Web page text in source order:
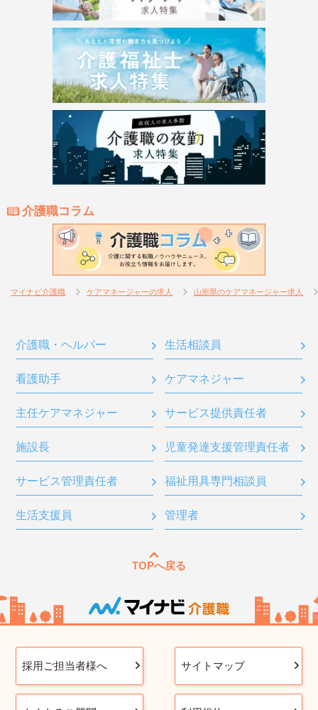
介護職コラム
マイナビ介護職 ケアマネージャーの求人 山形県のケアマネージャー求人
介護職・ヘルパー 生活相談員
看護助手 ケアマネジャー
主任ケアマネジャー サービス提供責任者
施設長 児童発達支援管理責任者
サービス管理責任者 福祉用具専門相談員
生活支援員 管理者
TOPへ戻る
採用ご担当者様へ サイトマップ